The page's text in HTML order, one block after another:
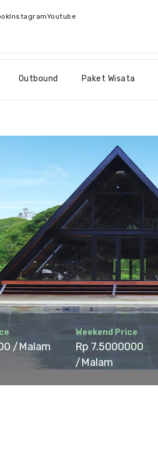
InstagramYoutube
Outbound Paket Wisata
/Malam
Weekend Price
Rp 7.5000000
/Malam